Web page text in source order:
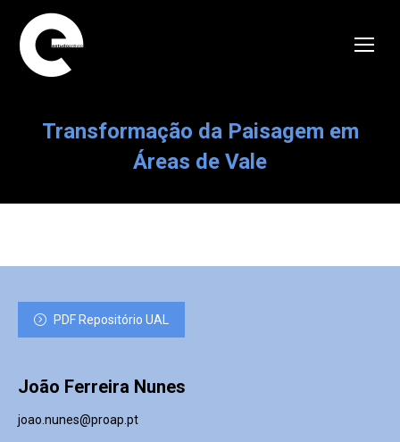
Transformação da Paisagem em
Áreas de Vale
PDF Repositório UAL
João Ferreira Nunes
joao.nunes@proap.pt